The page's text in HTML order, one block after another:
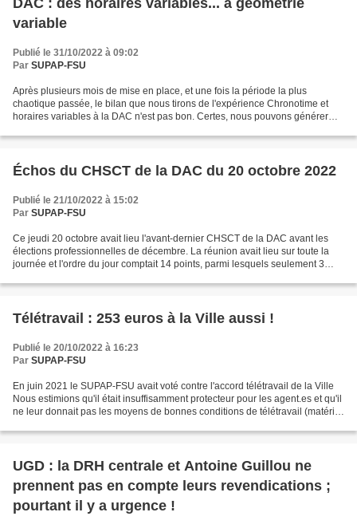
variable
Publié le 31/10/2022 à 09:02
Par SUPAP-FSU
Après plusieurs mois de mise en place, et une fois la période la plus
chaotique passée, le bilan que nous tirons de l'expérience Chronotime et
horaires variables à la DAC n'est pas bon. Certes, nous pouvons générer
Échos du CHSCT de la DAC du 20 octobre 2022
Publié le 21/10/2022 à 15:02
Par SUPAP-FSU
Ce jeudi 20 octobre avait lieu l'avant-dernier CHSCT de la DAC avant les
élections professionnelles de décembre. La réunion avait lieu sur toute la
journée et l'ordre du jour comptait 14 points, parmi lesquels seulement 3
Télétravail : 253 euros à la Ville aussi !
Publié le 20/10/2022 à 16:23
Par SUPAP-FSU
En juin 2021 le SUPAP-FSU avait voté contre l'accord télétravail de la Ville
Nous estimions qu'il était insuffisamment protecteur pour les agent.es et qu'il
ne leur donnait pas les moyens de bonnes conditions de télétravail (matériel
UGD : la DRH centrale et Antoine Guillou ne
prennent pas en compte leurs revendications ;
pourtant il y a urgence !